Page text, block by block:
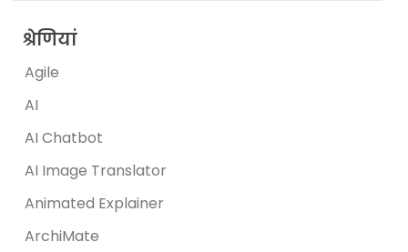
श्रेणियां
Agile
AI
AI Chatbot
AI Image Translator
Animated Explainer
ArchiMate